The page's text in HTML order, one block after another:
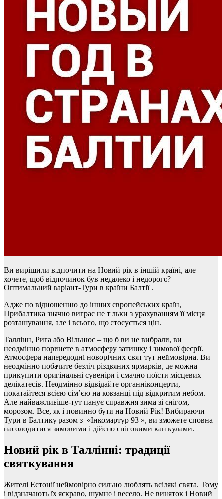
Ви вирішили відпочити на Новий рік в іншій країні, але
хочете, щоб відпочинок був недалеко і недорого?
Оптимальний варіант-Тури в країни Балтії .
Адже по відношенню до інших європейських країн,
Прибалтика значно виграє не тільки з урахуванням її місця
розташування, але і всього, що стосується цін.
Таллінн, Рига або Вільнюс – що б ви не вибрали, ви
неодмінно поринете в атмосферу затишку і зимової феєрії.
Атмосфера напередодні новорічних свят тут неймовірна. Ви
неодмінно побачите безліч різдвяних ярмарків, де можна
прикупити оригінальні сувеніри і смачно поїсти місцевих
делікатесів. Неодмінно відвідайте органніконцерти,
покатайтеся всією сім’єю на ковзанці під відкритим небом.
Але найважливіше-тут панує справжня зима зі снігом,
морозом. Все, як і повинно бути на Новий Рік! Вибираючи
Тури в Балтику разом з «Інкомартур 93 », ви зможете сповна
насолодитися зимовими і дійсно сніговими канікулами.
Новий рік в Таллінні: традиції
святкування
Жителі Естонії неймовірно сильно люблять всілякі свята. Тому
і відзначають їх яскраво, шумно і весело. Не виняток і Новий